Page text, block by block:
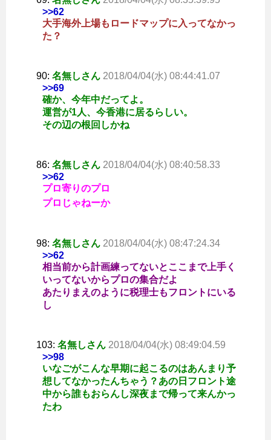
>>62
大手海外上場もロードマップに入ってなかっ
た？
90: 名無しさん 2018/04/04(水) 08:44:41.07
>>69
確か、今年中だってよ。
運営が1人、今香港に居るらしい。
その辺の根回しかね
86: 名無しさん 2018/04/04(水) 08:40:58.33
>>62
プロ寄りのプロ
プロじゃねーか
98: 名無しさん 2018/04/04(水) 08:47:24.34
>>62
相当前から計画練ってないとここまで上手く
いってないからプロの集合だよ
あたりまえのように税理士もフロントにいる
し
103: 名無しさん 2018/04/04(水) 08:49:04.59
>>98
いなごがこんな早期に起こるのはあんまり予
想してなかったんちゃう？あの日フロント途
中から誰もおらんし深夜まで帰って来んかっ
たわ